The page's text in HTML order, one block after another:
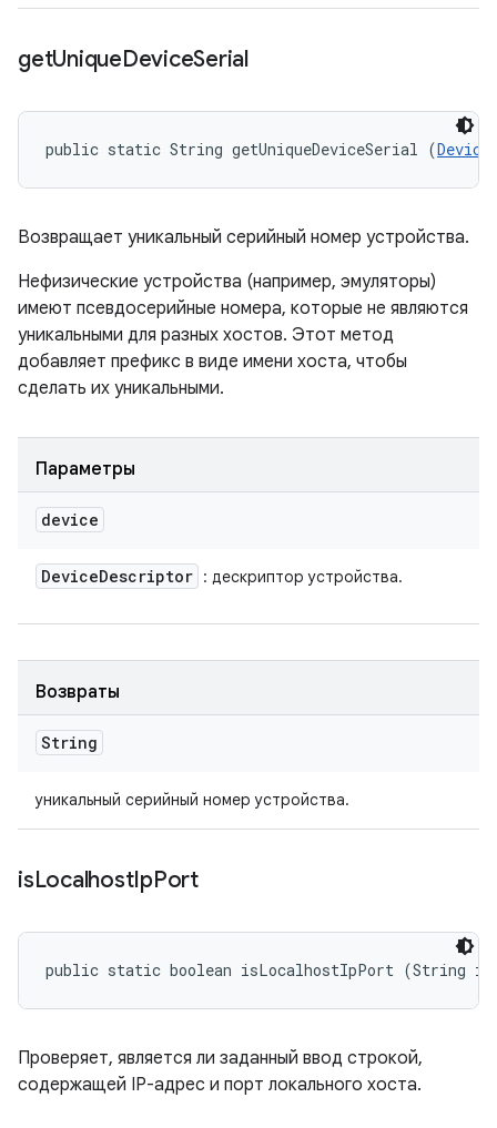
getUniqueDeviceSerial
public static String getUniqueDeviceSerial (
Возвращает уникальный серийный номер устройства.
Нефизические устройства (например, эмуляторы)
имеют псевдосерийные номера, которые не являются
уникальными для разных хостов. Этот метод
добавляет префикс в виде имени хоста, чтобы
сделать их уникальными.
Параметры
device
DeviceDescriptor : дескриптор устройства.
Возвраты
String
уникальный серийный номер устройства.
isLocalhostIpPort
public static boolean isLocalhostIpPort (String
Проверяет, является ли заданный ввод строкой,
содержащей IP-адрес и порт локального хоста.